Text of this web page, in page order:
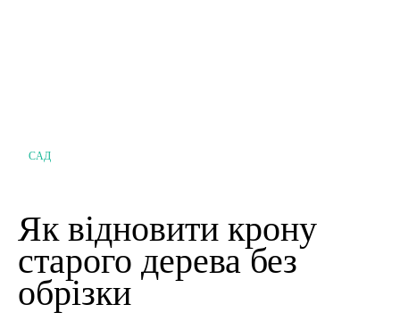
САД
Як відновити крону
старого дерева без
обрізки